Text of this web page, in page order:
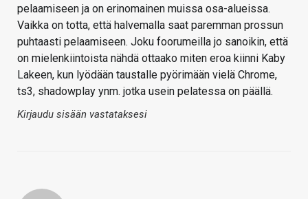
pelaamiseen ja on erinomainen muissa osa-alueissa.
Vaikka on totta, että halvemalla saat paremman prossun
puhtaasti pelaamiseen. Joku foorumeilla jo sanoikin, että
on mielenkiintoista nähdä ottaako miten eroa kiinni Kaby
Lakeen, kun lyödään taustalle pyörimään vielä Chrome,
ts3, shadowplay ynm. jotka usein pelatessa on päällä.
Kirjaudu sisään vastataksesi